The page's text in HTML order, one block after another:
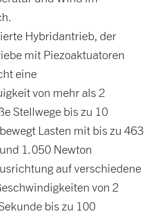
Hybridantrieb, der
mit Piezoaktuatoren
eine
von mehr als 2
Stellwege bis zu 10
Lasten mit bis zu 463
1.050 Newton
auf verschiedene
von 2
bis zu 100